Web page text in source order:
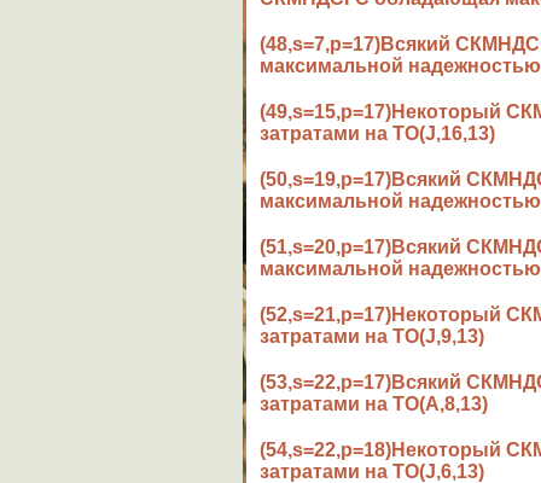
(48,s=7,p=17)Всякий
максимальной
(49,s=15,p=17)Некоторый
затратами на ТО(J,16,13)
(50,s=19,p=17)Всякий
максимальной
(51,s=20,p=17)Всякий
максимальной
(52,s=21,p=17)Некоторый
затратами на ТО(J,9,13)
(53,s=22,p=17)Всякий
затратами на ТО(A,8,13)
(54,s=22,p=18)Некоторый
затратами на ТО(J,6,13)